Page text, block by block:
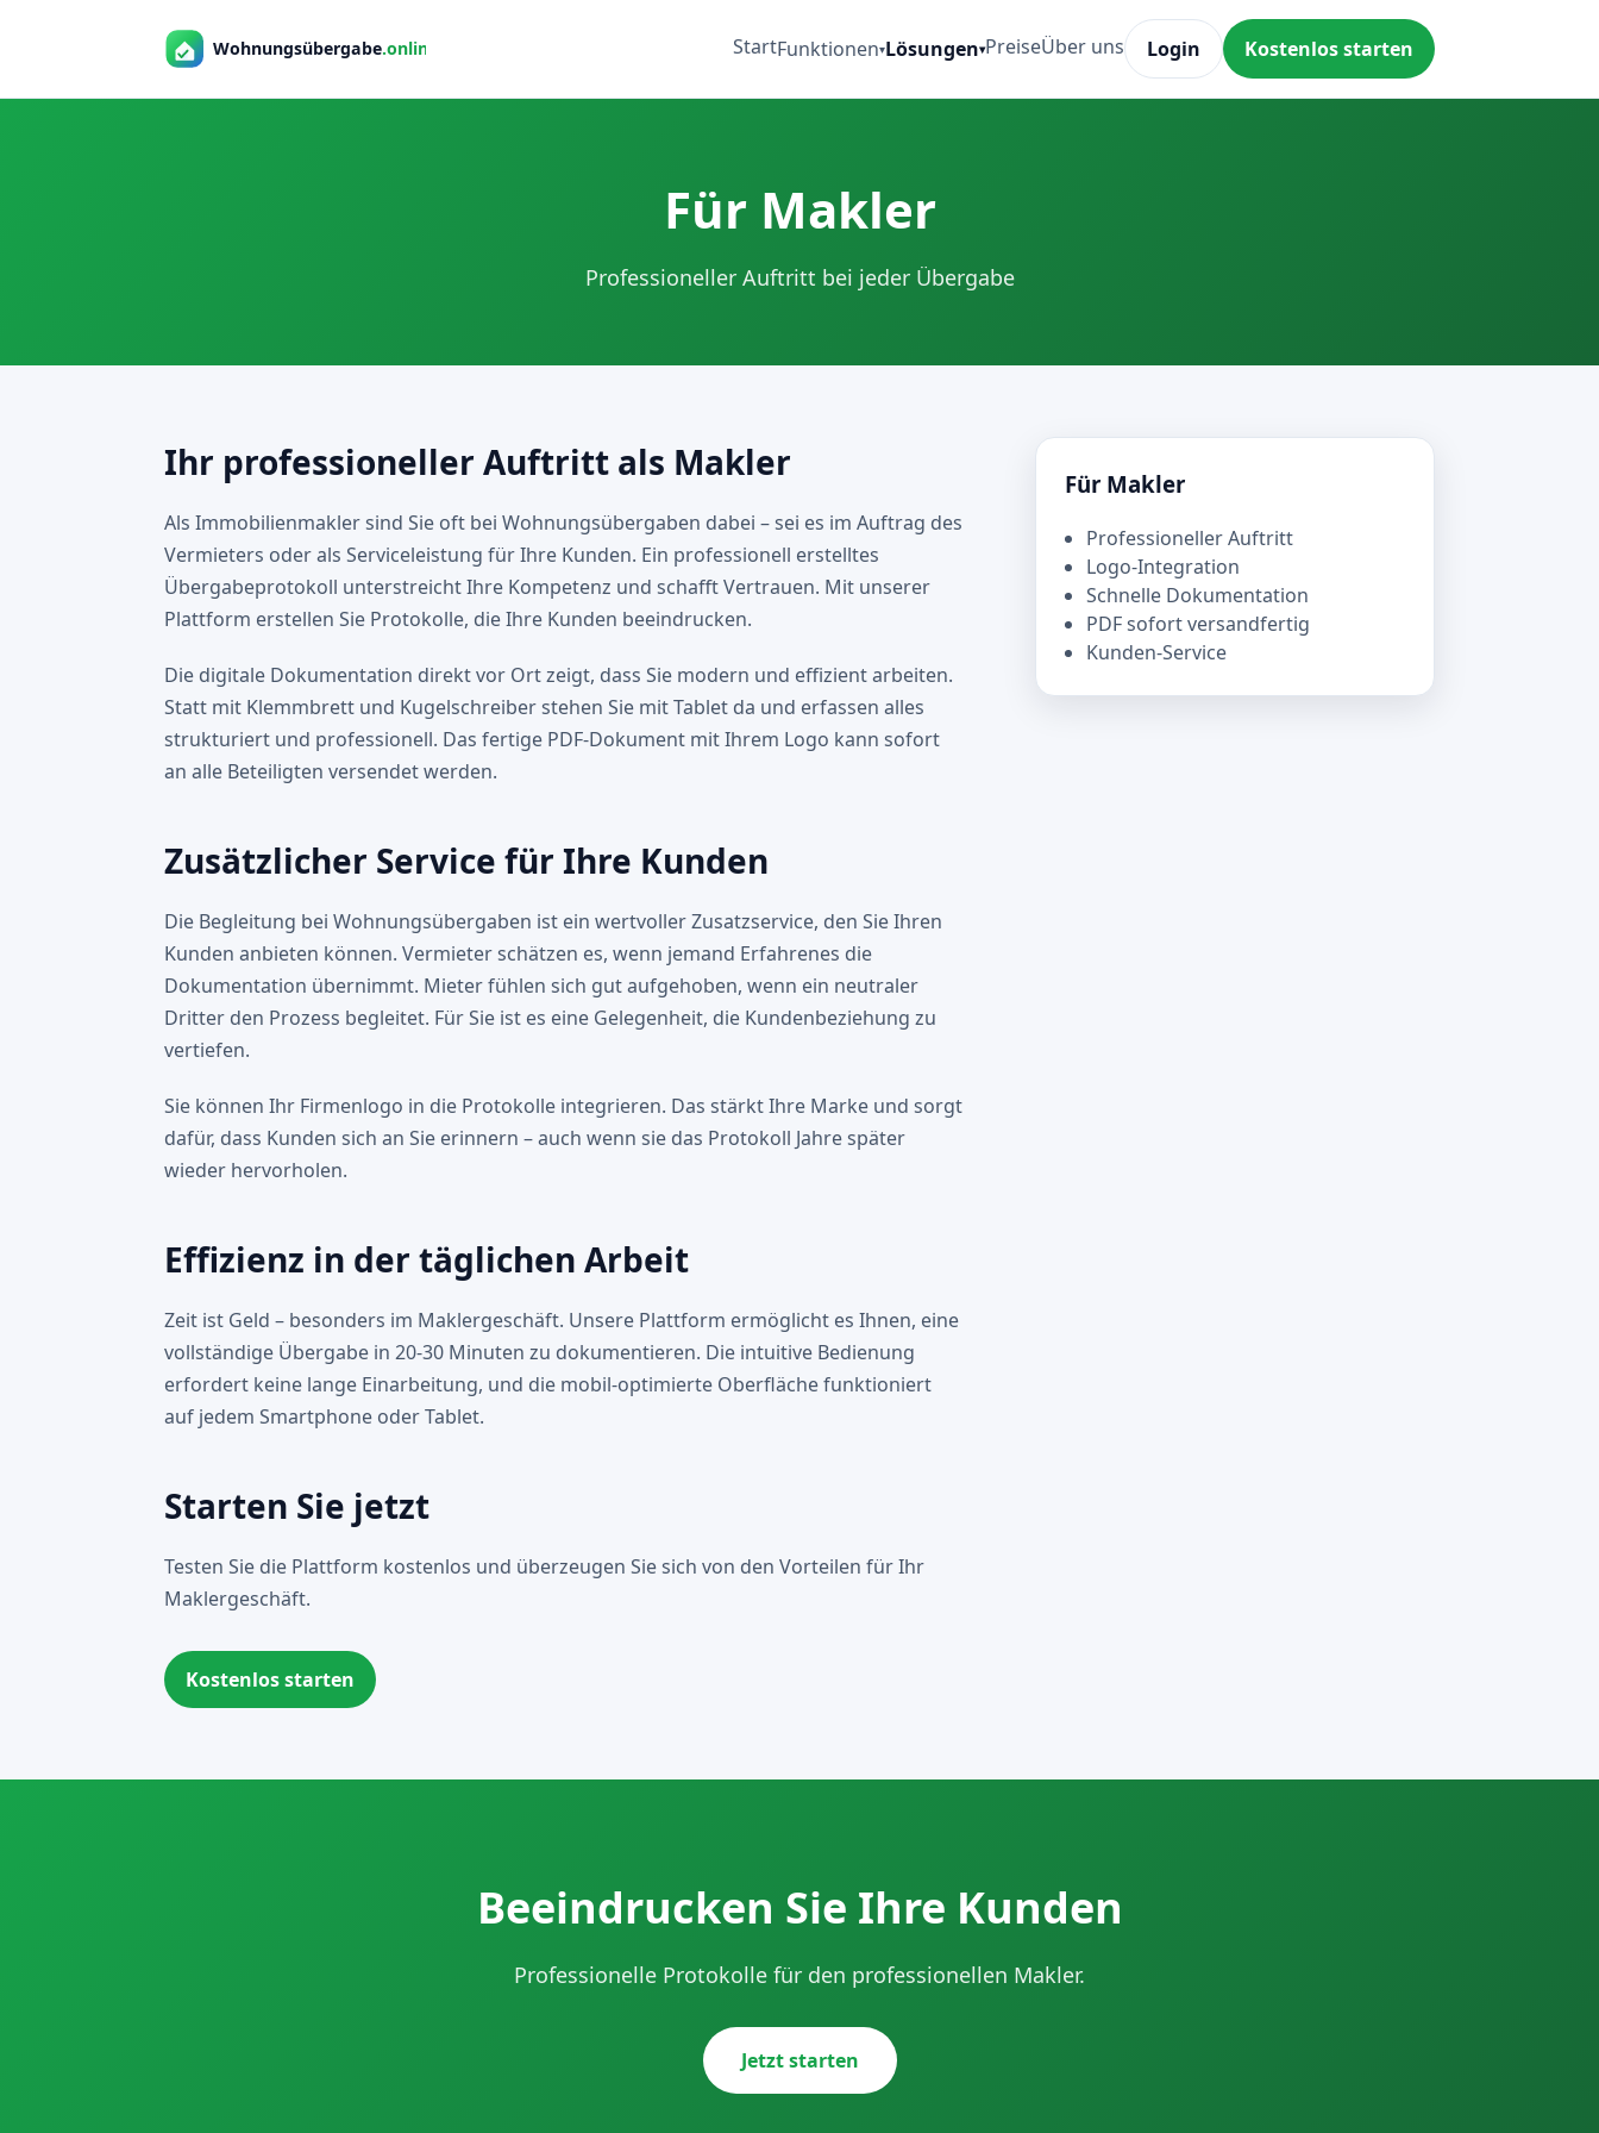
StartFunktionen▾Lösungen▾PreiseÜber uns Login Kostenlos starten
Für Makler
Professioneller Auftritt bei jeder Übergabe
Ihr professioneller Auftritt als Makler
Als Immobilienmakler sind Sie oft bei Wohnungsübergaben dabei – sei es im Auftrag des
Vermieters oder als Serviceleistung für Ihre Kunden. Ein professionell erstelltes
Übergabeprotokoll unterstreicht Ihre Kompetenz und schafft Vertrauen. Mit unserer
Plattform erstellen Sie Protokolle, die Ihre Kunden beeindrucken.
Die digitale Dokumentation direkt vor Ort zeigt, dass Sie modern und effizient arbeiten.
Statt mit Klemmbrett und Kugelschreiber stehen Sie mit Tablet da und erfassen alles
strukturiert und professionell. Das fertige PDF-Dokument mit Ihrem Logo kann sofort
an alle Beteiligten versendet werden.
Zusätzlicher Service für Ihre Kunden
Die Begleitung bei Wohnungsübergaben ist ein wertvoller Zusatzservice, den Sie Ihren
Kunden anbieten können. Vermieter schätzen es, wenn jemand Erfahrenes die
Dokumentation übernimmt. Mieter fühlen sich gut aufgehoben, wenn ein neutraler
Dritter den Prozess begleitet. Für Sie ist es eine Gelegenheit, die Kundenbeziehung zu
vertiefen.
Sie können Ihr Firmenlogo in die Protokolle integrieren. Das stärkt Ihre Marke und sorgt
dafür, dass Kunden sich an Sie erinnern – auch wenn sie das Protokoll Jahre später
wieder hervorholen.
Effizienz in der täglichen Arbeit
Zeit ist Geld – besonders im Maklergeschäft. Unsere Plattform ermöglicht es Ihnen, eine
vollständige Übergabe in 20-30 Minuten zu dokumentieren. Die intuitive Bedienung
erfordert keine lange Einarbeitung, und die mobil-optimierte Oberfläche funktioniert
auf jedem Smartphone oder Tablet.
Starten Sie jetzt
Testen Sie die Plattform kostenlos und überzeugen Sie sich von den Vorteilen für Ihr
Maklergeschäft.
Kostenlos starten
Für Makler
Professioneller Auftritt
Logo-Integration
Schnelle Dokumentation
PDF sofort versandfertig
Kunden-Service
Beeindrucken Sie Ihre Kunden
Professionelle Protokolle für den professionellen Makler.
Jetzt starten